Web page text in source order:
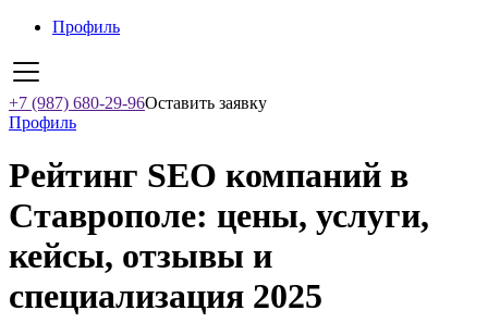
Профиль
+7 (987) 680-29-96Оставить заявку
Профиль
Рейтинг SEO компаний в
Ставрополе: цены, услуги,
кейсы, отзывы и
специализация 2025